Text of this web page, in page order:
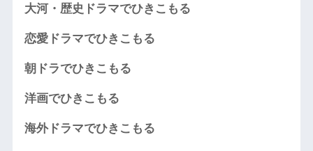
大河・歴史ドラマでひきこもる
恋愛ドラマでひきこもる
朝ドラでひきこもる
洋画でひきこもる
海外ドラマでひきこもる